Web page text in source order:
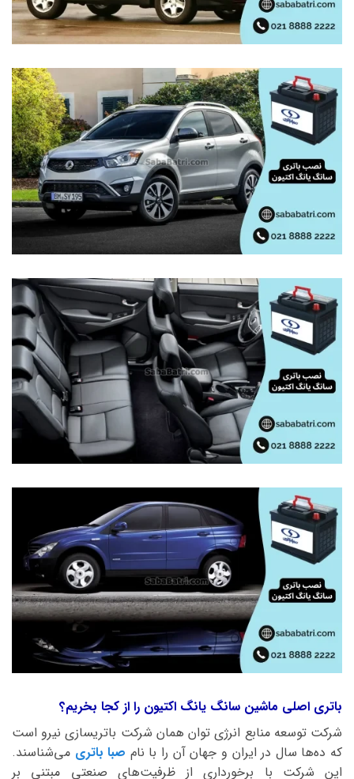
باتری اصلی ماشین سانگ یانگ اکتیون را از کجا بخریم؟
شرکت توسعه منابع انرژی توان همان شرکت باتریسازی نیرو است
که ده‌ها سال در ایران و جهان آن را با نام صبا باتری می‌شناسند.
این شرکت با برخورداری از ظرفیت‌های صنعتی مبتنی بر